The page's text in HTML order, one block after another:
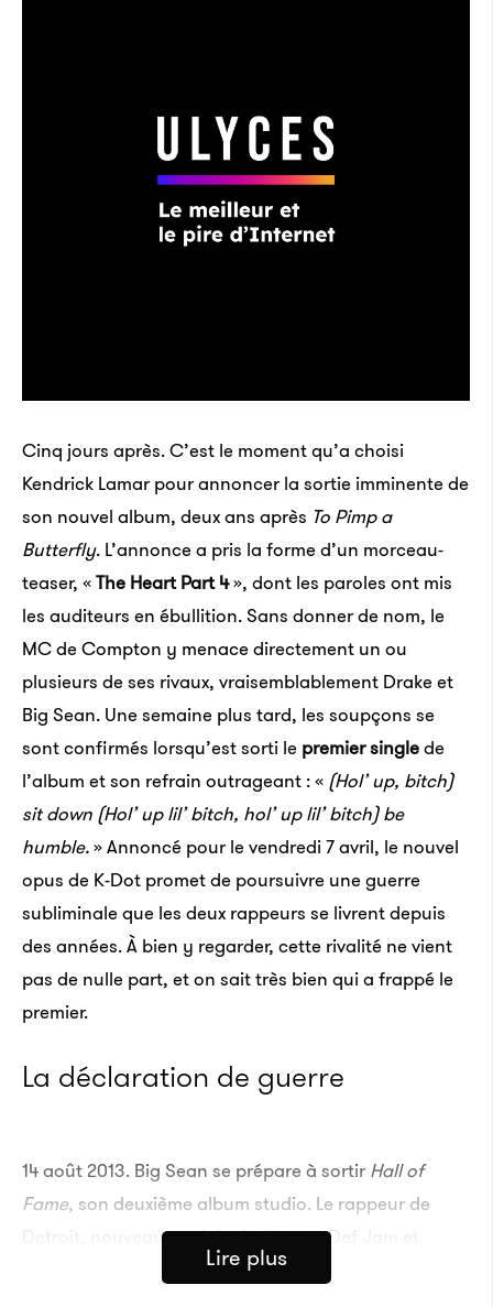
Cinq jours après. C’est le moment qu’a choisi
Kendrick Lamar pour annoncer la sortie imminente de
son nouvel album, deux ans après To Pimp a
Butterfly. L’annonce a pris la forme d’un morceau-
teaser, «The Heart Part 4», dont les paroles ont mis
les auditeurs en ébullition. Sans donner de nom, le
MC de Compton y menace directement un ou
plusieurs de ses rivaux, vraisemblablement Drake et
Big Sean. Une semaine plus tard, les soupçons se
sont confirmés lorsqu’est sorti le premier singlede
l’album et son refrain outrageant : « (Hol’ up, bitch)
sit down (Hol’ up lil’ bitch, hol’ up lil’ bitch) be
humble.» Annoncé pour le vendredi 7 avril, le nouvel
opus de K-Dot promet de poursuivre une guerre
subliminale que les deux rappeurs se livrent depuis
des années. À bien y regarder, cette rivalité ne vient
pas de nulle part, et on sait très bien qui a frappé le
premier.
La déclaration de guerre
14 août 2013. Big Sean se prépare à sortir Hall of
Fame, son deuxième album studio. Le rappeur de
Detroit, nouveau poulain de l’écurie Def Jam et
protégé du producteur No ID, diffuse un premier
Lire plus